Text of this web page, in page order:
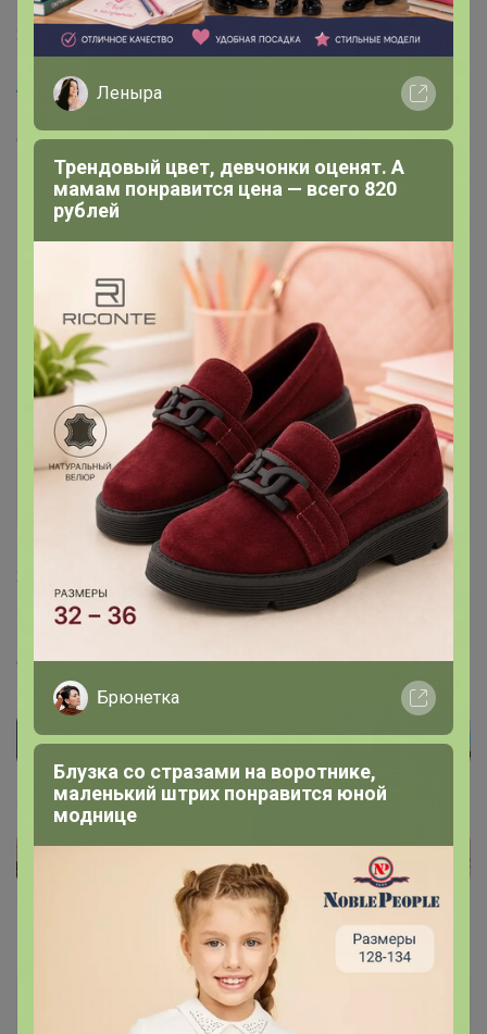
21 июля, 2021 19:31
Атлантика, здравствуйте. Посмотрите пожалуйста в
моём заказе леггинсы уже не войдут в счёт? Можно
оплачивать или подождать?
Атлантика
Бронзовый организатор
21 июля, 2021 19:40 1
Валентинка84
счете
Pozdeeva_GV
Леныра
Трендовый цвет, девчонки оценят. А
мамам понравится цена — всего 820
рублей
Брюнетка
Блузка со стразами на воротнике,
маленький штрих понравится юной
моднице